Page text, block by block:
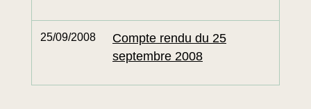
25/09/2008
Compte rendu du 25
septembre 2008